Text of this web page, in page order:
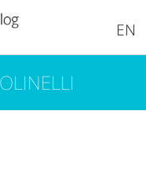
EN